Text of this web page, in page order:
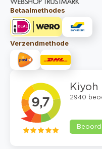
Betaalmethodes
Verzendmethode